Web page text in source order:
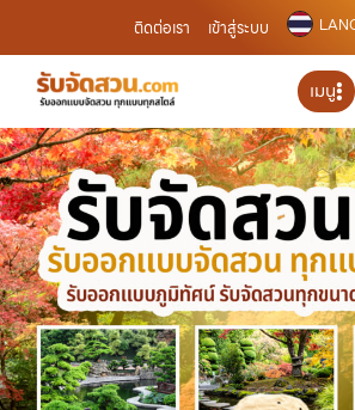
ติดต่อเรา เข้าสู่ระบบ
เมนู